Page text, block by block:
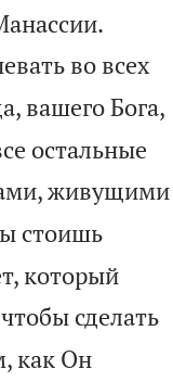

во всех
вашего Бога,
остальные
живущими
стоишь
который
чтобы сделать
как Он